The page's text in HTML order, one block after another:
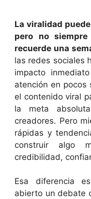
La viralidad
pero no
recuerde una
las redes sociales
impacto
atención en pocos
el contenido viral
la meta
creadores. Pero
rápidas y
construir algo
credibilidad,
Esa diferencia
abierto un debate